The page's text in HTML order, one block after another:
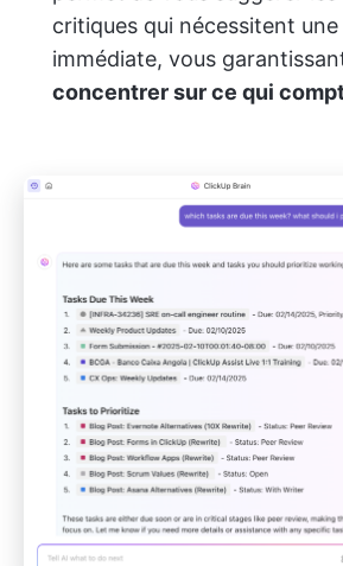
critiques qui nécessitent
immédiate, vous
concentrer sur ce qui